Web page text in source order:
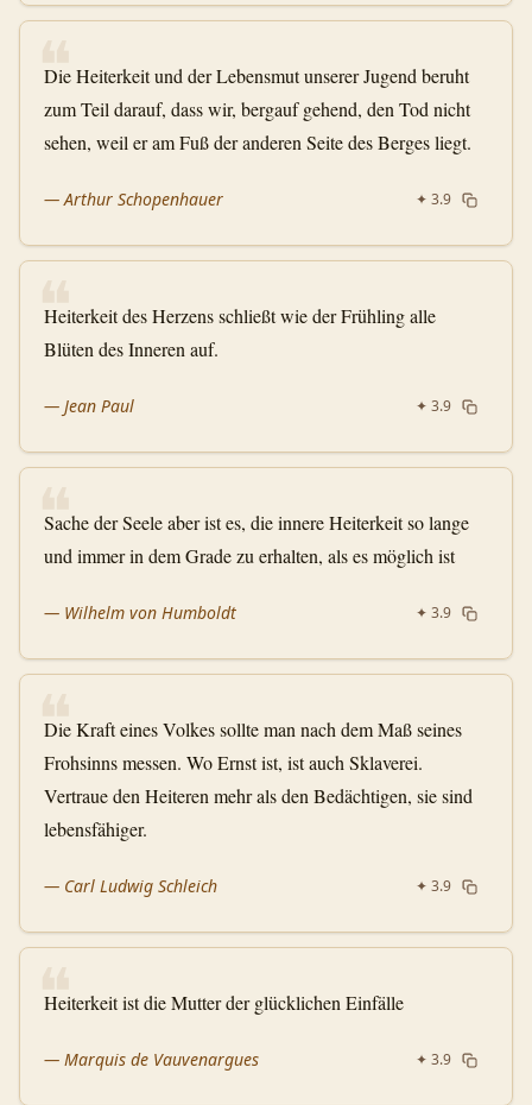
❝
Die Heiterkeit und der Lebensmut unserer Jugend beruht
zum Teil darauf, dass wir, bergauf gehend, den Tod nicht
sehen, weil er am Fuß der anderen Seite des Berges liegt.
—Arthur Schopenhauer ✦ 3.9
❝
Heiterkeit des Herzens schließt wie der Frühling alle
Blüten des Inneren auf.
— Jean Paul ✦ 3.9
❝
Sache der Seele aber ist es, die innere Heiterkeit so lange
und immer in dem Grade zu erhalten, als es möglich ist
— Wilhelm von Humboldt ✦ 3.9
❝
Die Kraft eines Volkes sollte man nach dem Maß seines
Frohsinns messen. Wo Ernst ist, ist auch Sklaverei.
Vertraue den Heiteren mehr als den Bedächtigen, sie sind
lebensfähiger.
— Carl Ludwig Schleich ✦ 3.9
❝
Heiterkeit ist die Mutter der glücklichen Einfälle
— Marquis de Vauvenargues ✦ 3.9